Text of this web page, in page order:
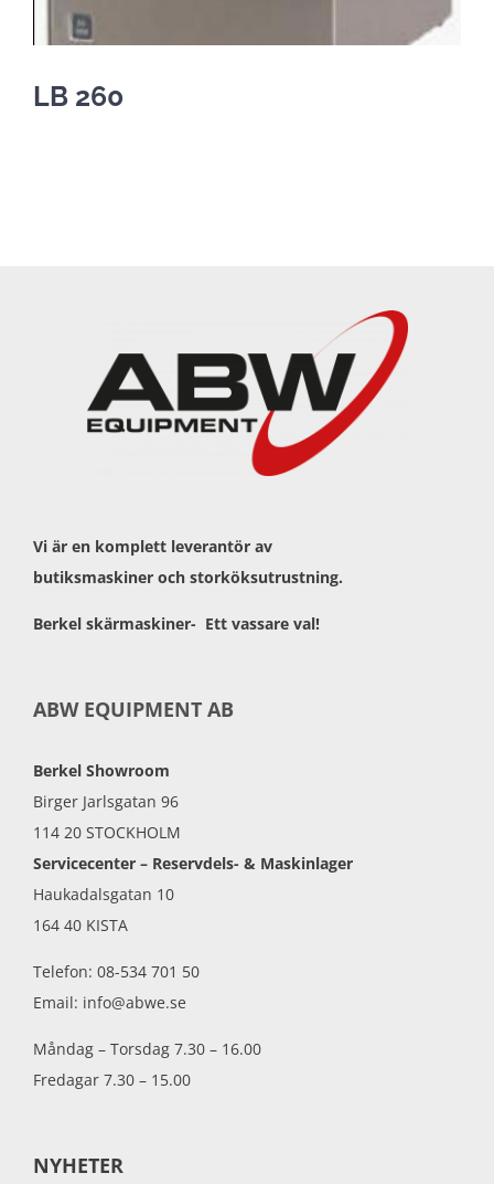
LB 260
Vi är en komplett leverantör av
butiksmaskiner och storköksutrustning.
Berkel skärmaskiner- Ett vassare val!
ABW EQUIPMENT AB
Berkel Showroom
Birger Jarlsgatan 96
114 20 STOCKHOLM
Servicecenter – Reservdels- & Maskinlager
Haukadalsgatan 10
164 40 KISTA
Telefon: 08-534 701 50
Email: info@abwe.se
Måndag – Torsdag 7.30 – 16.00
Fredagar 7.30 – 15.00
NYHETER